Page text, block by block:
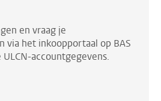
en vraag je
via het inkoopportaal op BAS
accountgegevens.